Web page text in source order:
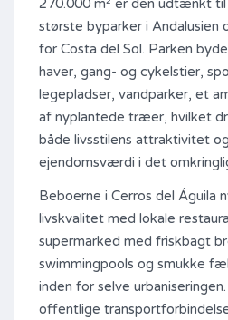
270.000 m² er den udtænkt
største byparker i Andalusien
for Costa del Sol. Parken
haver, gang- og cykelstier,
legepladser, vandparker, et
af nyplantede træer, hvilket
både livsstilens attraktivitet
ejendomsværdi i det
Beboerne i Cerros del Águila
livskvalitet med lokale
supermarked med friskbagt
swimmingpools og smukke
inden for selve
offentlige